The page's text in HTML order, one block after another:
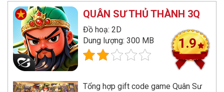
QUÂN SƯ THỦ THÀNH 3Q
Đồ hoạ: 2D
Dung lượng: 300 MB
1.9
Tổng hợp gift code game Quân Sư